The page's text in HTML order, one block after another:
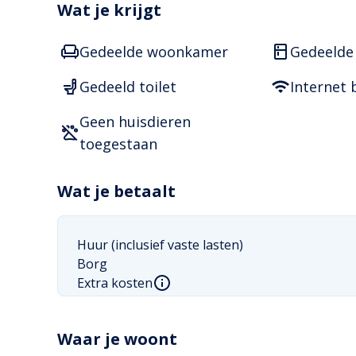
The apartment is in Koningin Wilhelminaplein,
If you are interested or know someone who
(I am not the landlord, but I have been renting
else on the rental contract with me)
Wat je krijgt
Gedeelde woonkamer
Gedeeld toilet
Internet
Geen huisdieren
toegestaan
Wat je betaalt
Huur (inclusief vaste lasten)
Borg
Extra kosten
Waar je woont